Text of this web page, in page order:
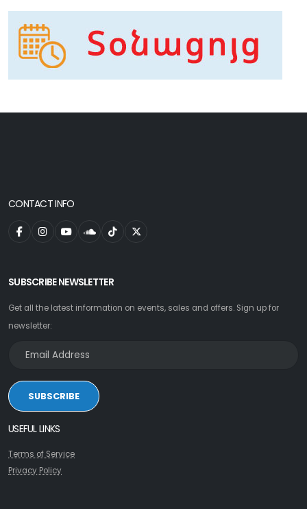
CONTACT INFO
SUBSCRIBE NEWSLETTER
Get all the latest information on events, sales and offers. Sign up for
newsletter:
SUBSCRIBE
USEFUL LINKS
Terms of Service
Privacy Policy